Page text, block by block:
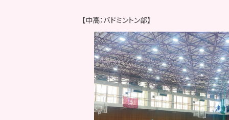
【中高：バドミントン部】